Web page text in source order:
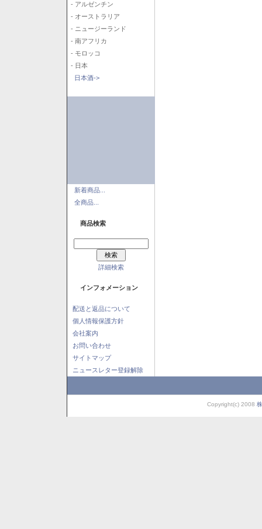
- アルゼンチン
- オーストラリア
- ニュージーランド
- 南アフリカ
- モロッコ
- 日本
日本酒->
新着商品...
全商品...
商品検索
詳細検索
インフォメーション
配送と返品について
個人情報保護方針
会社案内
お問い合わせ
サイトマップ
ニュースレター登録解除
Copyright(c) 2008